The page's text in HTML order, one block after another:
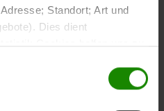
Standort; Art und
Dies dient
Cookies helfen uns zu
sammeln und sie
Zwecke auszuwerten.
für